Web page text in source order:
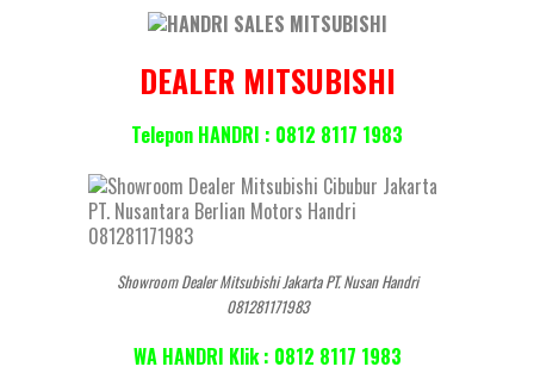
DEALER MITSUBISHI
Telepon HANDRI : 0812 8117 1983
Showroom Dealer Mitsubishi Jakarta PT. Nusan Handri
081281171983
WA HANDRI Klik : 0812 8117 1983